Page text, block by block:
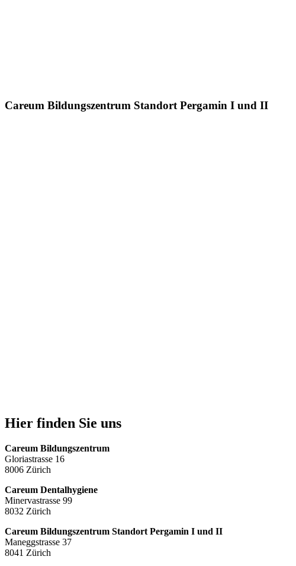
Careum Bildungszentrum StandortPergamin I und II
Hier finden Sie uns
Careum Bildungszentrum
Gloriastrasse 16
8006 Zürich
Careum Dentalhygiene
Minervastrasse 99
8032 Zürich
Careum Bildungszentrum Standort Pergamin I und II
Maneggstrasse 37
8041 Zürich